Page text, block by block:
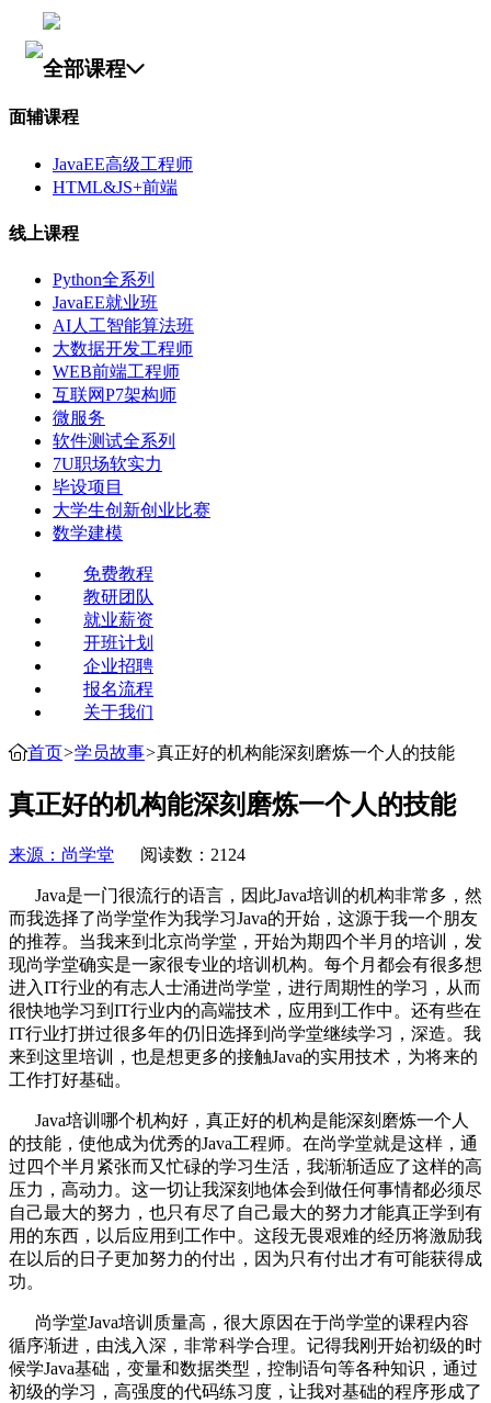
全部课程
面辅课程
JavaEE高级工程师
HTML&JS+前端
线上课程
Python全系列
JavaEE就业班
AI人工智能算法班
大数据开发工程师
WEB前端工程师
互联网P7架构师
微服务
软件测试全系列
7U职场软实力
毕设项目
大学生创新创业比赛
数学建模
免费教程
教研团队
就业薪资
开班计划
企业招聘
报名流程
关于我们
首页>学员故事>真正好的机构能深刻磨炼一个人的技能
真正好的机构能深刻磨炼一个人的技能
来源：尚学堂 阅读数：2124
Java是一门很流行的语言，因此Java培训的机构非常多，然
而我选择了尚学堂作为我学习Java的开始，这源于我一个朋友
的推荐。当我来到北京尚学堂，开始为期四个半月的培训，发
现尚学堂确实是一家很专业的培训机构。每个月都会有很多想
进入IT行业的有志人士涌进尚学堂，进行周期性的学习，从而
很快地学习到IT行业内的高端技术，应用到工作中。还有些在
IT行业打拼过很多年的仍旧选择到尚学堂继续学习，深造。我
来到这里培训，也是想更多的接触Java的实用技术，为将来的
工作打好基础。
Java培训哪个机构好，真正好的机构是能深刻磨炼一个人
的技能，使他成为优秀的Java工程师。在尚学堂就是这样，通
过四个半月紧张而又忙碌的学习生活，我渐渐适应了这样的高
压力，高动力。这一切让我深刻地体会到做任何事情都必须尽
自己最大的努力，也只有尽了自己最大的努力才能真正学到有
用的东西，以后应用到工作中。这段无畏艰难的经历将激励我
在以后的日子更加努力的付出，因为只有付出才有可能获得成
功。
尚学堂Java培训质量高，很大原因在于尚学堂的课程内容
循序渐进，由浅入深，非常科学合理。记得我刚开始初级的时
候学Java基础，变量和数据类型，控制语句等各种知识，通过
初级的学习，高强度的代码练习度，让我对基础的程序形成了